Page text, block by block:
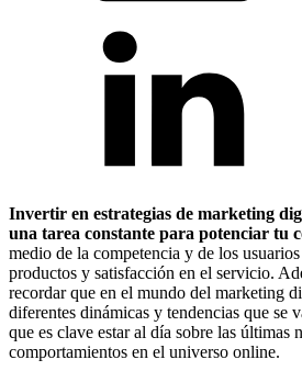
Invertir en estrategias de marketing
una tarea constante para potenciar tu
medio de la competencia y de los
productos y satisfacción en el servicio.
recordar que en el mundo del marketing
diferentes dinámicas y tendencias que se
que es clave estar al día sobre las últimas
comportamientos en el universo online.